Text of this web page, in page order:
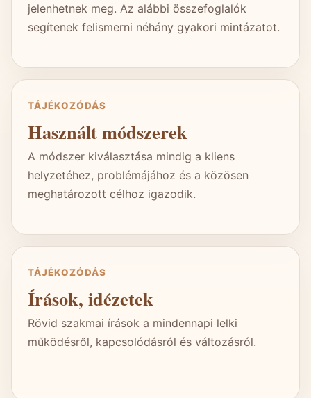
jelenhetnek meg. Az alábbi összefoglalók
segítenek felismerni néhány gyakori mintázatot.
TÁJÉKOZÓDÁS
Használt módszerek
A módszer kiválasztása mindig a kliens
helyzetéhez, problémájához és a közösen
meghatározott célhoz igazodik.
TÁJÉKOZÓDÁS
Írások, idézetek
Rövid szakmai írások a mindennapi lelki
működésről, kapcsolódásról és változásról.